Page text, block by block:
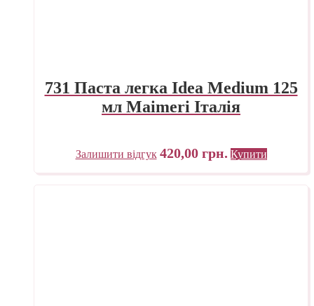
731 Паста легка Idea Medium 125
мл Maimeri Італія
Залишити відгук 420,00 грн. Купити